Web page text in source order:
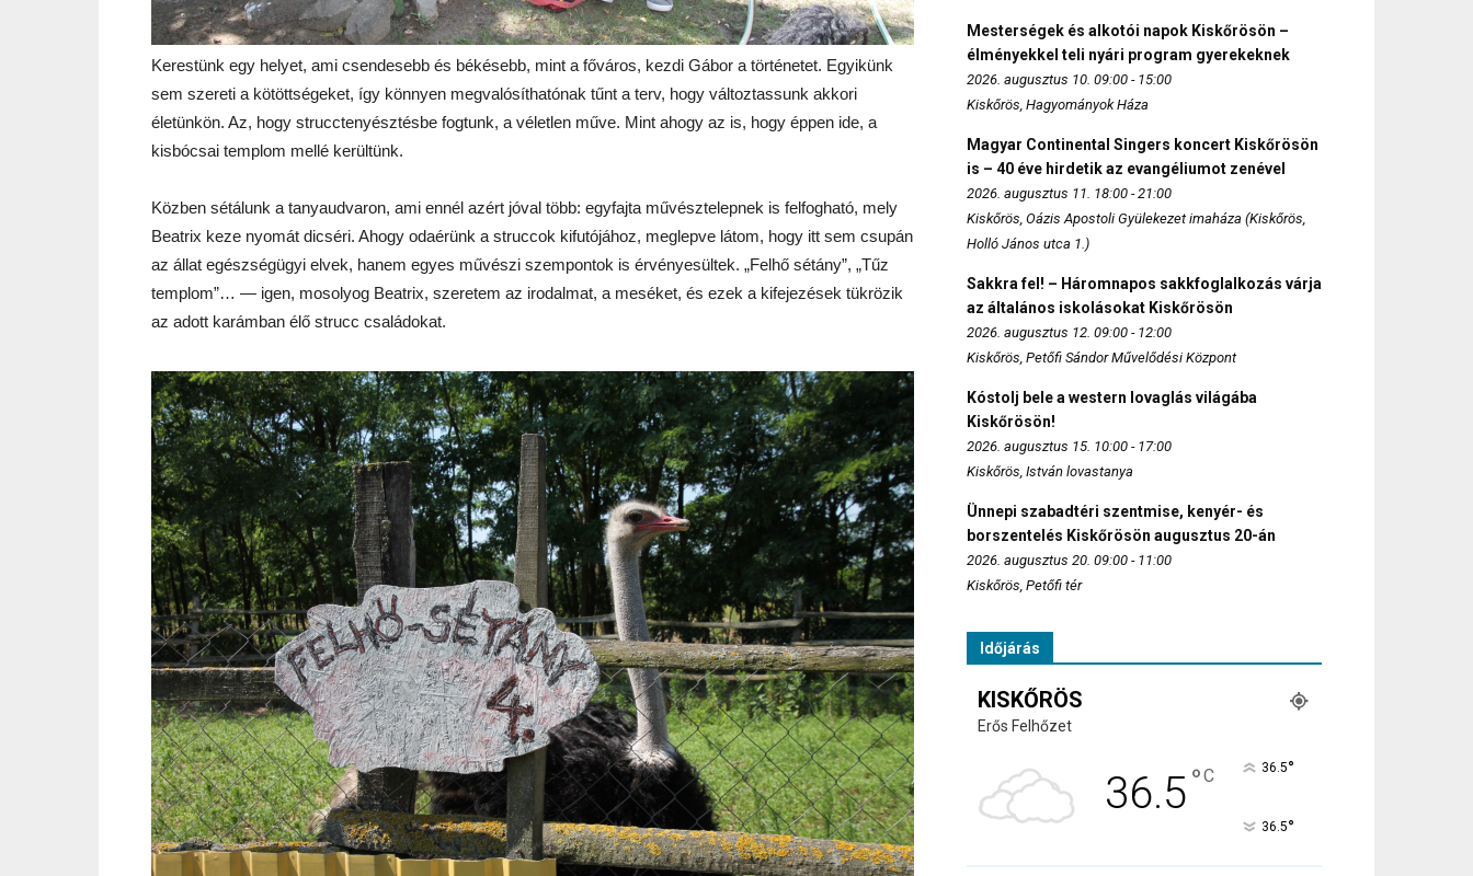
Kerestünk egy helyet, ami csendesebb és békésebb, mint a főváros, kezdi Gábor a történetet. Egyikünk
sem szereti a kötöttségeket, így könnyen megvalósíthatónak tűnt a terv, hogy változtassunk akkori
életünkön. Az, hogy strucctenyésztésbe fogtunk, a véletlen műve. Mint ahogy az is, hogy éppen ide, a
kisbócsai templom mellé kerültünk.
Közben sétálunk a tanyaudvaron, ami ennél azért jóval több: egyfajta művésztelepnek is felfogható, mely
Beatrix keze nyomát dicséri. Ahogy odaérünk a struccok kifutójához, meglepve látom, hogy itt sem csupán
az állat egészségügyi elvek, hanem egyes művészi szempontok is érvényesültek. „Felhő sétány”, „Tűz
templom”… — igen, mosolyog Beatrix, szeretem az irodalmat, a meséket, és ezek a kifejezések tükrözik
az adott karámban élő strucc családokat.
Mesterségek és alkotói napok Kiskőrösön –
élményekkel teli nyári program gyerekeknek
2026. augusztus 10. 09:00 - 15:00
Kiskőrös, Hagyományok Háza
Magyar Continental Singers koncert Kiskőrösön
is – 40 éve hirdetik az evangéliumot zenével
2026. augusztus 11. 18:00 - 21:00
Kiskőrös, Oázis Apostoli Gyülekezet imaháza (Kiskőrös,
Holló János utca 1.)
Sakkra fel! – Háromnapos sakkfoglalkozás várja
az általános iskolásokat Kiskőrösön
2026. augusztus 12. 09:00 - 12:00
Kiskőrös, Petőfi Sándor Művelődési Központ
Kóstolj bele a western lovaglás világába
Kiskőrösön!
2026. augusztus 15. 10:00 - 17:00
Kiskőrös, István lovastanya
Ünnepi szabadtéri szentmise, kenyér- és
borszentelés Kiskőrösön augusztus 20-án
2026. augusztus 20. 09:00 - 11:00
Kiskőrös, Petőfi tér
Időjárás
KISKŐRÖS
Erős Felhőzet
36.5°C 36.5°
36.5°